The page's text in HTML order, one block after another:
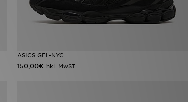
ASICS GEL-NYC
150,00€ inkl. MwST.